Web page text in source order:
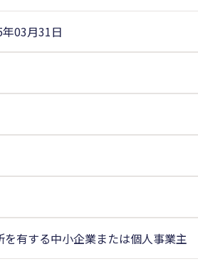
03月31日
有する中小企業または個人事業主